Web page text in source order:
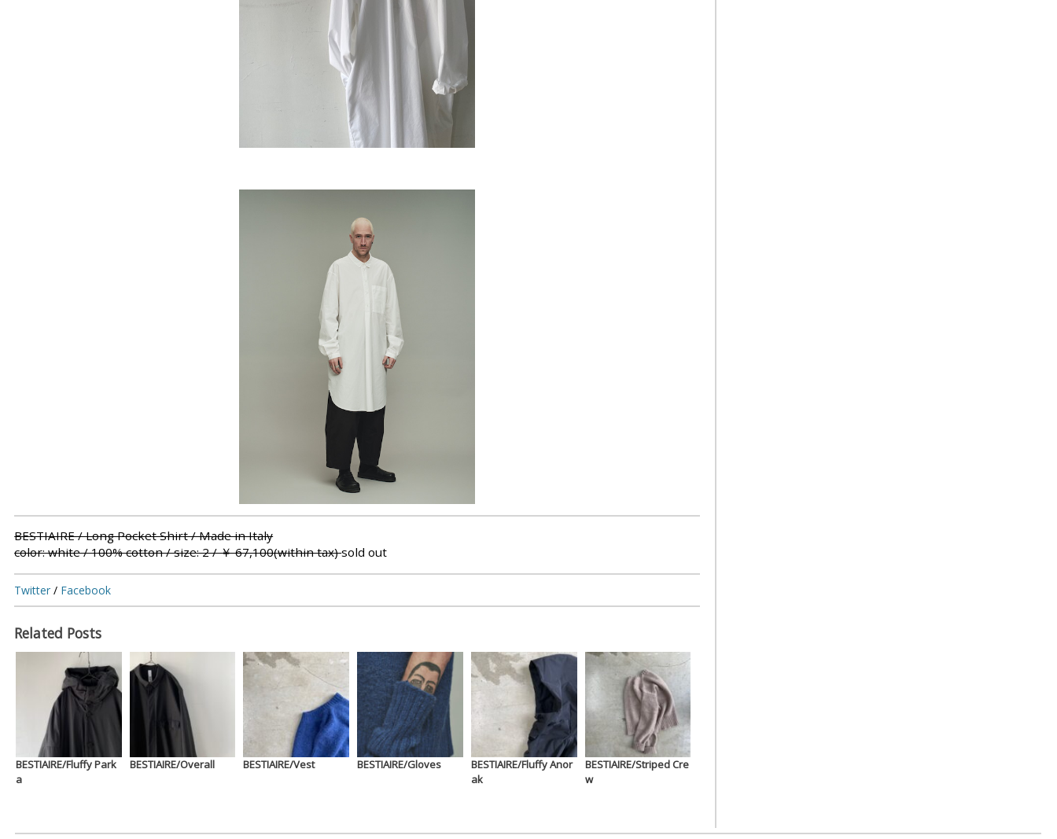
BESTIAIRE / Long Pocket Shirt / Made in Italy
color: white / 100% cotton / size: 2 / ￥ 67,100(within tax)sold out
Twitter / Facebook
Related Posts
BESTIAIRE/Fluffy Park
a
BESTIAIRE/Overall BESTIAIRE/Vest BESTIAIRE/Gloves
BESTIAIRE/Fluffy Anor
ak
BESTIAIRE/Striped Cre
w